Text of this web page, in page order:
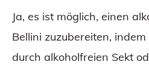
Ja, es ist möglich, einen
Bellini zuzubereiten,
durch alkoholfreien Sekt